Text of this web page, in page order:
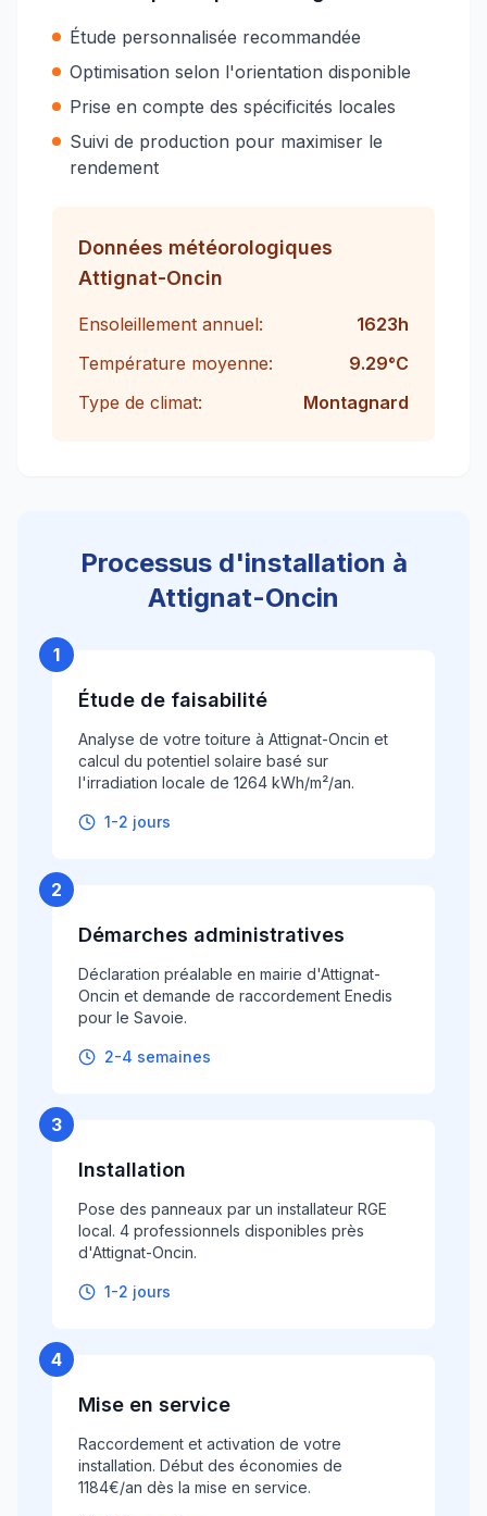
Étude personnalisée recommandée
Optimisation selon l'orientation disponible
Prise en compte des spécificités locales
Suivi de production pour maximiser le
rendement
Données météorologiques
Attignat-Oncin
Ensoleillement annuel: 1623h
Température moyenne:
9.29°C
Type de climat:
Montagnard
Processus d'installation à
Attignat-Oncin
1
Étude de faisabilité
Analyse de votre toiture à Attignat-Oncin et
calcul du potentiel solaire basé sur
l'irradiation locale de 1264 kWh/m²/an.
1-2 jours
2
Démarches administratives
Déclaration préalable en mairie d'Attignat-
Oncin et demande de raccordement Enedis
pour le Savoie.
2-4 semaines
3
Installation
Pose des panneaux par un installateur RGE
local. 4 professionnels disponibles près
d'Attignat-Oncin.
1-2 jours
4
Mise en service
Raccordement et activation de votre
installation. Début des économies de
1184€/an dès la mise en service.